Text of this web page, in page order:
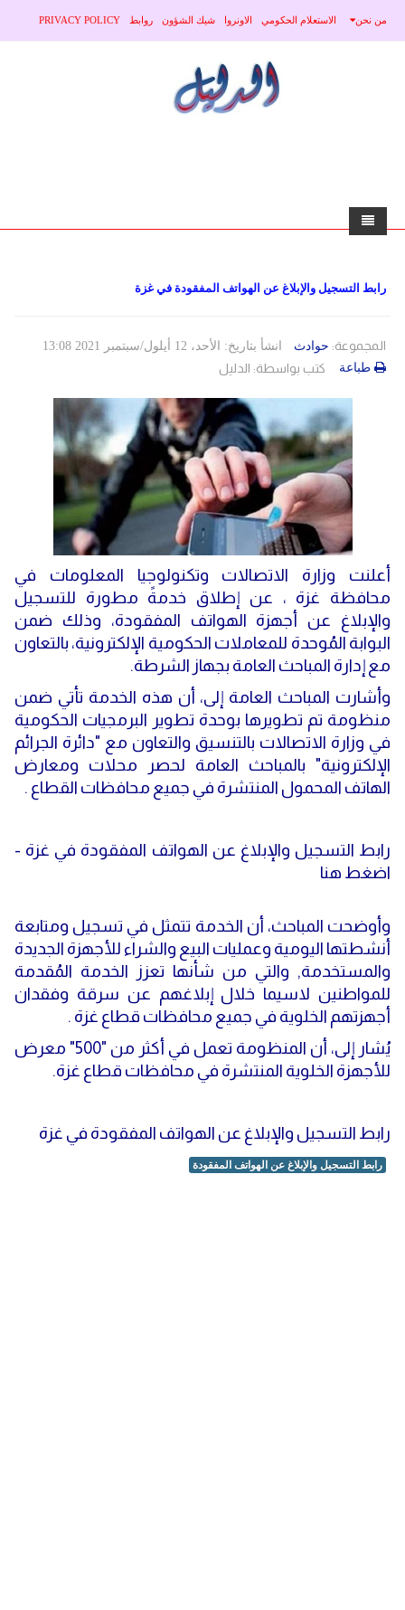
من نحن الاستعلام الحكومي الاونروا شيك الشؤون روابط PRIVACY POLICY
رابط التسجيل والإبلاغ عن الهواتف المفقودة في غزة
المجموعة: حوادث انشأ بتاريخ: الأحد، 12 أيلول/سبتمبر 2021 13:08
كتب بواسطة: الدليل طباعة
أعلنت وزارة الاتصالات وتكنولوجيا المعلومات في
محافظة غزة ، عن إطلاق خدمةً مطورة للتسجيل
والإبلاغ عن أجهزة الهواتف المفقودة، وذلك ضمن
البوابة المُوحدة للمعاملات الحكومية الإلكترونية، بالتعاون
مع إدارة المباحث العامة بجهاز الشرطة.
وأشارت المباحث العامة إلى، أن هذه الخدمة تأتي ضمن
منظومة تم تطويرها بوحدة تطوير البرمجيات الحكومية
في وزارة الاتصالات بالتنسيق والتعاون مع "دائرة الجرائم
الإلكترونية" بالمباحث العامة لحصر محلات ومعارض
الهاتف المحمول المنتشرة في جميع محافظات القطاع .
رابط التسجيل والإبلاغ عن الهواتف المفقودة في غزة -
اضغط هنا
وأوضحت المباحث، أن الخدمة تتمثل في تسجيل ومتابعة
أنشطتها اليومية وعمليات البيع والشراء للأجهزة الجديدة
والمستخدمة, والتي من شأنها تعزز الخدمة المُقدمة
للمواطنين لاسيما خلال إبلاغهم عن سرقة وفقدان
أجهزتهم الخلوية في جميع محافظات قطاع غزة .
يُشار إلى، أن المنظومة تعمل في أكثر من "500" معرض
للأجهزة الخلوية المنتشرة في محافظات قطاع غزة.
رابط التسجيل والإبلاغ عن الهواتف المفقودة في غزة
رابط التسجيل والإبلاغ عن الهواتف المفقودة
محلي
عربي
منوعات
صحة
مساعدات
التنمية الاجتماعية
المنحة القطرية
الاونروا
اللاجئين
فلسطين
سوريا